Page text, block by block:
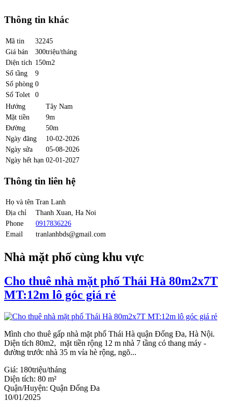
Thông tin khác
Mã tin
32245
Giá bán
300triệu/tháng
Diện tích 150m2
Số tầng
9
Số phòng 0
Số Tolet
0
Hướng
Tây Nam
Mặt tiền
9m
Đường
50m
Ngày đăng
10-02-2026
Ngày sửa
05-08-2026
Ngày hết hạn 02-01-2027
Thông tin liên hệ
Họ và tên Tran Lanh
Địa chỉ
Thanh Xuan, Ha Noi
Phone
0917836226
Email
tranlanhbds@gmail.com
Nhà mặt phố cùng khu vực
Cho thuê nhà mặt phố Thái Hà 80m2x7T
MT:12m lô góc giá rẻ
Mình cho thuê gấp nhà mặt phố Thái Hà quận Đống Đa, Hà Nội.
Diện tích 80m2, mặt tiền rộng 12 m nhà 7 tầng có thang máy -
đường trước nhà 35 m vỉa hè rộng, ngõ...
Giá: 180triệu/tháng
Diện tích: 80 m²
Quận/Huyện: Quận Đống Đa
10/01/2025